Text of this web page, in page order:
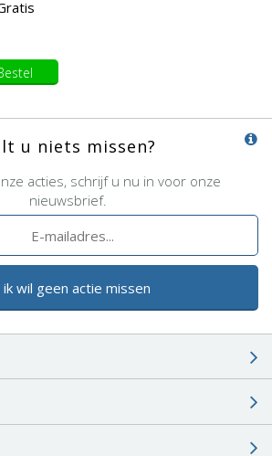
u niets missen?
acties, schrijf u nu in voor onze
nieuwsbrief.
ik wil geen actie missen